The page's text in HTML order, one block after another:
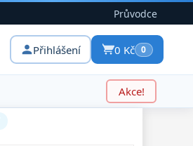
Průvodce
Přihlášení 0 Kč 0
Akce!